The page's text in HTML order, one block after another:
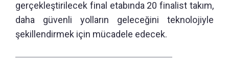
gerçekleştirilecek final etabında 20 finalist takım,
daha güvenli yolların geleceğini teknolojiyle
şekillendirmek için mücadele edecek.